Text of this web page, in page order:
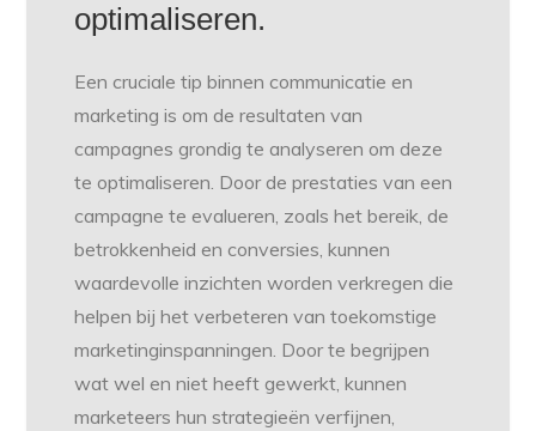
optimaliseren.
Een cruciale tip binnen communicatie en
marketing is om de resultaten van
campagnes grondig te analyseren om deze
te optimaliseren. Door de prestaties van een
campagne te evalueren, zoals het bereik, de
betrokkenheid en conversies, kunnen
waardevolle inzichten worden verkregen die
helpen bij het verbeteren van toekomstige
marketinginspanningen. Door te begrijpen
wat wel en niet heeft gewerkt, kunnen
marketeers hun strategieën verfijnen,